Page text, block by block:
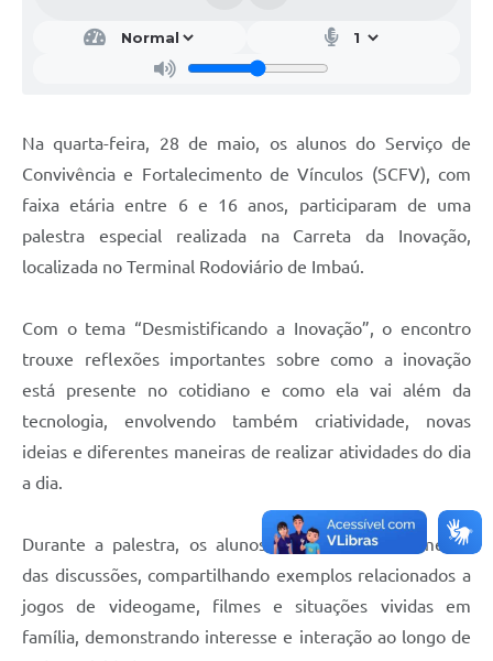
Na quarta-feira, 28 de maio, os alunos do Serviço de
Convivência e Fortalecimento de Vínculos (SCFV), com
faixa etária entre 6 e 16 anos, participaram de uma
palestra especial realizada na Carreta da Inovação,
localizada no Terminal Rodoviário de Imbaú.
Com o tema “Desmistificando a Inovação”, o encontro
trouxe reflexões importantes sobre como a inovação
está presente no cotidiano e como ela vai além da
tecnologia, envolvendo também criatividade, novas
ideias e diferentes maneiras de realizar atividades do dia
a dia.
Durante a palestra, os alunos participaram ativamente
das discussões, compartilhando exemplos relacionados a
jogos de videogame, filmes e situações vividas em
família, demonstrando interesse e interação ao longo de